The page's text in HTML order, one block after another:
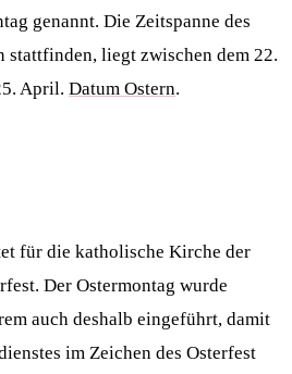
genannt. Die Zeitspanne des
stattfinden, liegt zwischen dem 22.
April. Datum Ostern.
für die katholische Kirche der
Der Ostermontag wurde
auch deshalb eingeführt, damit
im Zeichen des Osterfest